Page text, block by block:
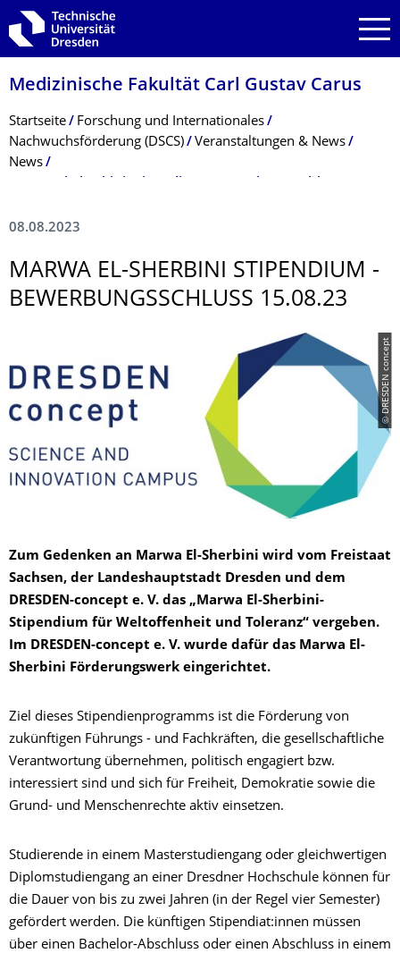
Zur Hauptnavigation springen
Zur Suche springen
Zum Inhalt springen
Medizinische Fakultät Carl Gustav Carus
Breadcrumb-Menü
Startseite
Forschung und Internationales
Nachwuchsförderung (DSCS)
Veranstaltungen & News
News
08.08.2023
MARWA EL-SHERBINI STIPENDIUM -
BEWERBUNGS­SCHLUSS 15.08.23
© DRESDEN concept
Zum Gedenken an Marwa El-Sherbini wird vom Freistaat
Sachsen, der Landeshauptstadt Dresden und dem
DRESDEN-concept e. V. das „Marwa El-Sherbini-
Stipendium für Weltoffenheit und Toleranz“ vergeben.
Im DRESDEN-concept e. V. wurde dafür das Marwa El-
Sherbini Förderungswerk eingerichtet.
Ziel dieses Stipendienprogramms ist die Förderung von
zukünftigen Führungs - und Fachkräften, die gesellschaftliche
Verantwortung übernehmen, politisch engagiert bzw.
interessiert sind und sich für Freiheit, Demokratie sowie die
Grund- und Menschenrechte aktiv einsetzen.
Studierende in einem Masterstudiengang oder gleichwertigen
Diplomstudiengang an einer Dresdner Hochschule können für
die Dauer von bis zu zwei Jahren (in der Regel vier Semester)
gefördert werden. Die künftigen Stipendiat:innen müssen
über einen Bachelor-Abschluss oder einen Abschluss in einem